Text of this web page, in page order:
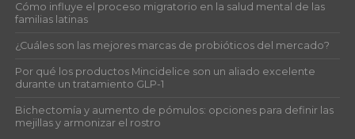
Cómo influye el proceso migratorio en la salud mental de las
familias latinas
¿Cuáles son las mejores marcas de probióticos del mercado?
Por qué los productos Mincidelice son un aliado excelente
durante un tratamiento GLP-1
Bichectomía y aumento de pómulos: opciones para definir las
mejillas y armonizar el rostro